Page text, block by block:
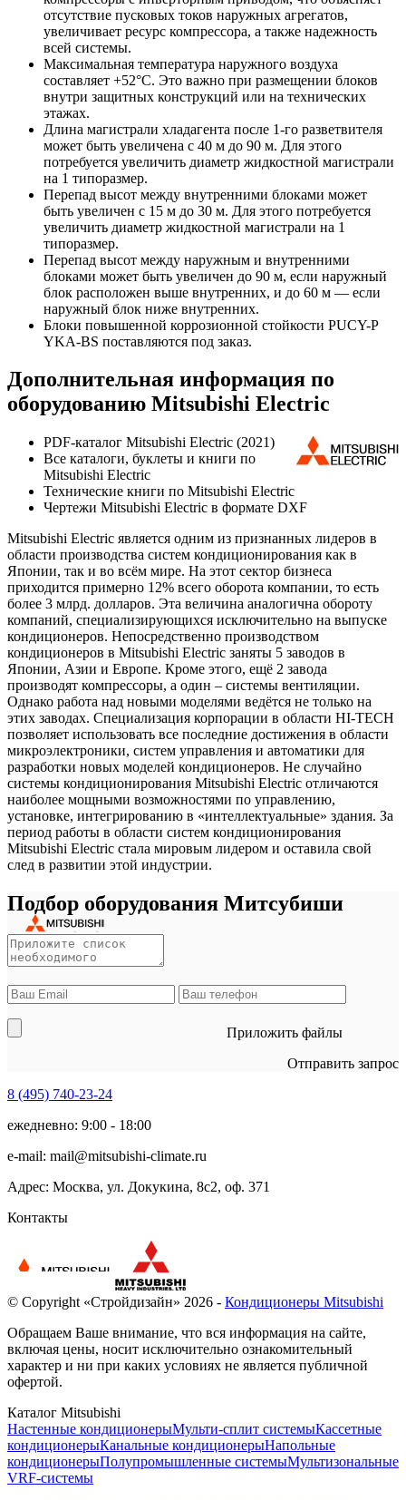
отсутствие пусковых токов наружных агрегатов,
увеличивает ресурс компрессора, а также надежность
всей системы.
Максимальная температура наружного воздуха
составляет +52°С. Это важно при размещении блоков
внутри защитных конструкций или на технических
этажах.
Длина магистрали хладагента после 1-го разветвителя
может быть увеличена с 40 м до 90 м. Для этого
потребуется увеличить диаметр жидкостной магистрали
на 1 типоразмер.
Перепад высот между внутренними блоками может
быть увеличен с 15 м до 30 м. Для этого потребуется
увеличить диаметр жидкостной магистрали на 1
типоразмер.
Перепад высот между наружным и внутренними
блоками может быть увеличен до 90 м, если наружный
блок расположен выше внутренних, и до 60 м — если
наружный блок ниже внутренних.
Блоки повышенной коррозионной стойкости PUCY-P
YKA-BS поставляются под заказ.
Дополнительная информация по
оборудованию Mitsubishi Electric
PDF-каталог Mitsubishi Electric (2021)
Все каталоги, буклеты и книги по
Mitsubishi Electric
Технические книги по Mitsubishi Electric
Чертежи Mitsubishi Electric в формате DXF
Mitsubishi Electric является одним из признанных лидеров в
области производства систем кондиционирования как в
Японии, так и во всём мире. На этот сектор бизнеса
приходится примерно 12% всего оборота компании, то есть
более 3 млрд. долларов. Эта величина аналогична обороту
компаний, специализирующихся исключительно на выпуске
кондиционеров. Непосредственно производством
кондиционеров в Mitsubishi Electric заняты 5 заводов в
Японии, Азии и Европе. Кроме этого, ещё 2 завода
производят компрессоры, а один – системы вентиляции.
Однако работа над новыми моделями ведётся не только на
этих заводах. Специализация корпорации в области HI-TECH
позволяет использовать все последние достижения в области
микроэлектроники, систем управления и автоматики для
разработки новых моделей кондиционеров. Не случайно
системы кондиционирования Mitsubishi Electric отличаются
наиболее мощными возможностями по управлению,
установке, интегрированию в «интеллектуальные» здания. За
период работы в области систем кондиционирования
Mitsubishi Electric стала мировым лидером и оставила свой
след в развитии этой индустрии.
Подбор оборудования Митсубиши
Приложить файлы
Отправить запрос
8 (495) 740-23-24
ежедневно: 9:00 - 18:00
e-mail: mail@mitsubishi-climate.ru
Адрес: Москва, ул. Докукина, 8с2, оф. 371
Контакты
© Copyright «Стройдизайн» 2026 - Кондиционеры Mitsubishi
Обращаем Ваше внимание, что вся информация на сайте,
включая цены, носит исключительно ознакомительный
характер и ни при каких условиях не является публичной
офертой.
Каталог Mitsubishi
Настенные кондиционерыМульти-сплит системыКассетные
кондиционерыКанальные кондиционерыНапольные
кондиционерыПолупромышленные системыМультизональные
VRF-системы